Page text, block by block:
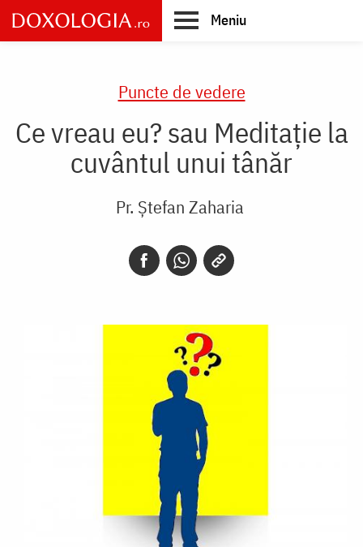
Skip
to
main
Meniu
Puncte de vedere
Ce vreau eu? sau Meditaţie la
cuvântul unui tânăr
Pr. Ștefan Zaharia